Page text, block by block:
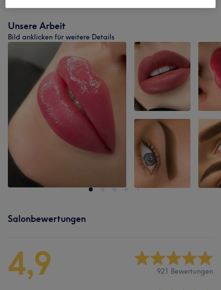
Unsere Arbeit
Bild anklicken für weitere Details
Salonbewertungen
4,9 921 Bewertungen